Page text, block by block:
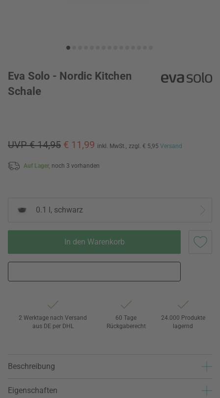
Eva Solo - Nordic Kitchen
Schale
UVP € 14,95 € 11,99 inkl. MwSt., zzgl. € 5,95 Versand
Auf Lager, noch 3 vorhanden
0.1 l, schwarz
In den Warenkorb
2 Werktage nach Versand
aus DE per DHL
60 Tage
Rückgaberecht
24.000 Produkte
lagernd
Beschreibung
Eigenschaften